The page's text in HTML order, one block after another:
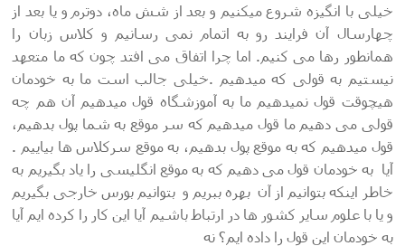
خیلی با انگیزه شروع میکنیم و بعد از شش ماه، دوترم و یا بعد از
چهارسال آن فرایند رو به اتمام نمی رسانیم و کلاس زبان را
همانطور رها می کنیم. اما چرا اتفاق می افتد چون که ما متعهد
نیستیم به قولی که میدهیم .خیلی جالب است ما به خودمان
هیچوقت قول نمیدهیم ما به آموزشگاه قول میدهیم آن هم چه
قولی می دهیم ما قول میدهیم که سر موقع به شما پول بدهیم،
قول میدهیم که به موقع پول بدهیم، به موقع سرکلاس ها بیاییم .
آیا به خودمان قول می دهیم که به موقع انگلیسی را یاد بگیریم به
خاطر اینکه بتوانیم از آن بهره ببریم و بتوانیم بورس خارجی بگیریم
و یا با علوم سایر کشور ها در ارتباط باشیم آیا این کار را کرده ایم آیا
به خودمان این قول را داده ایم؟ نه